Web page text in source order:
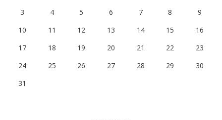
3
4 5 6 7 8
9
10
11 12 13 14 15
16
17
18 19 20 21 22
23
24
25 26 27 28 29
30
31